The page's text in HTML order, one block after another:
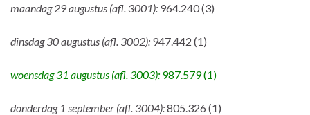
maandag 29 augustus (afl. 3001): 964.240 (3)
dinsdag 30 augustus (afl. 3002): 947.442 (1)
woensdag 31 augustus (afl. 3003): 987.579 (1)
donderdag 1 september (afl. 3004):805.326 (1)